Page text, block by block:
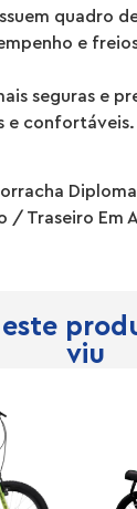
quadro
e
seguras e
e confortáveis.
/ Traseiro Em
viu